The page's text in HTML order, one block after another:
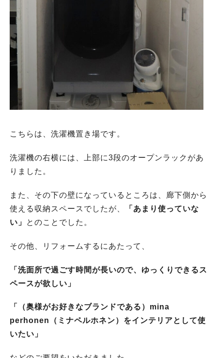
こちらは、洗濯機置き場です。
洗濯機の右横には、上部に3段のオープンラックがあ
りました。
また、その下の壁になっているところは、廊下側から
使える収納スペースでしたが、
「あまり使っていな
い」
とのことでした。
その他、リフォームするにあたって、
「洗面所で過ごす時間が長いので、ゆっくりできるス
ペースが欲しい」
「（奥様がお好きなブランドである）mina
perhonen（ミナペルホネン）をインテリアとして使
いたい」